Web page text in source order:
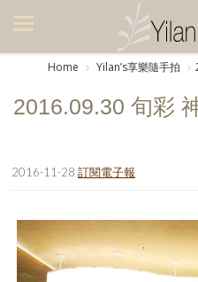
美食集
生活風
書房集
Home Yilanʼs享樂隨手拍
2016.09.30 旬彩
2016-11-28 訂閱電子報